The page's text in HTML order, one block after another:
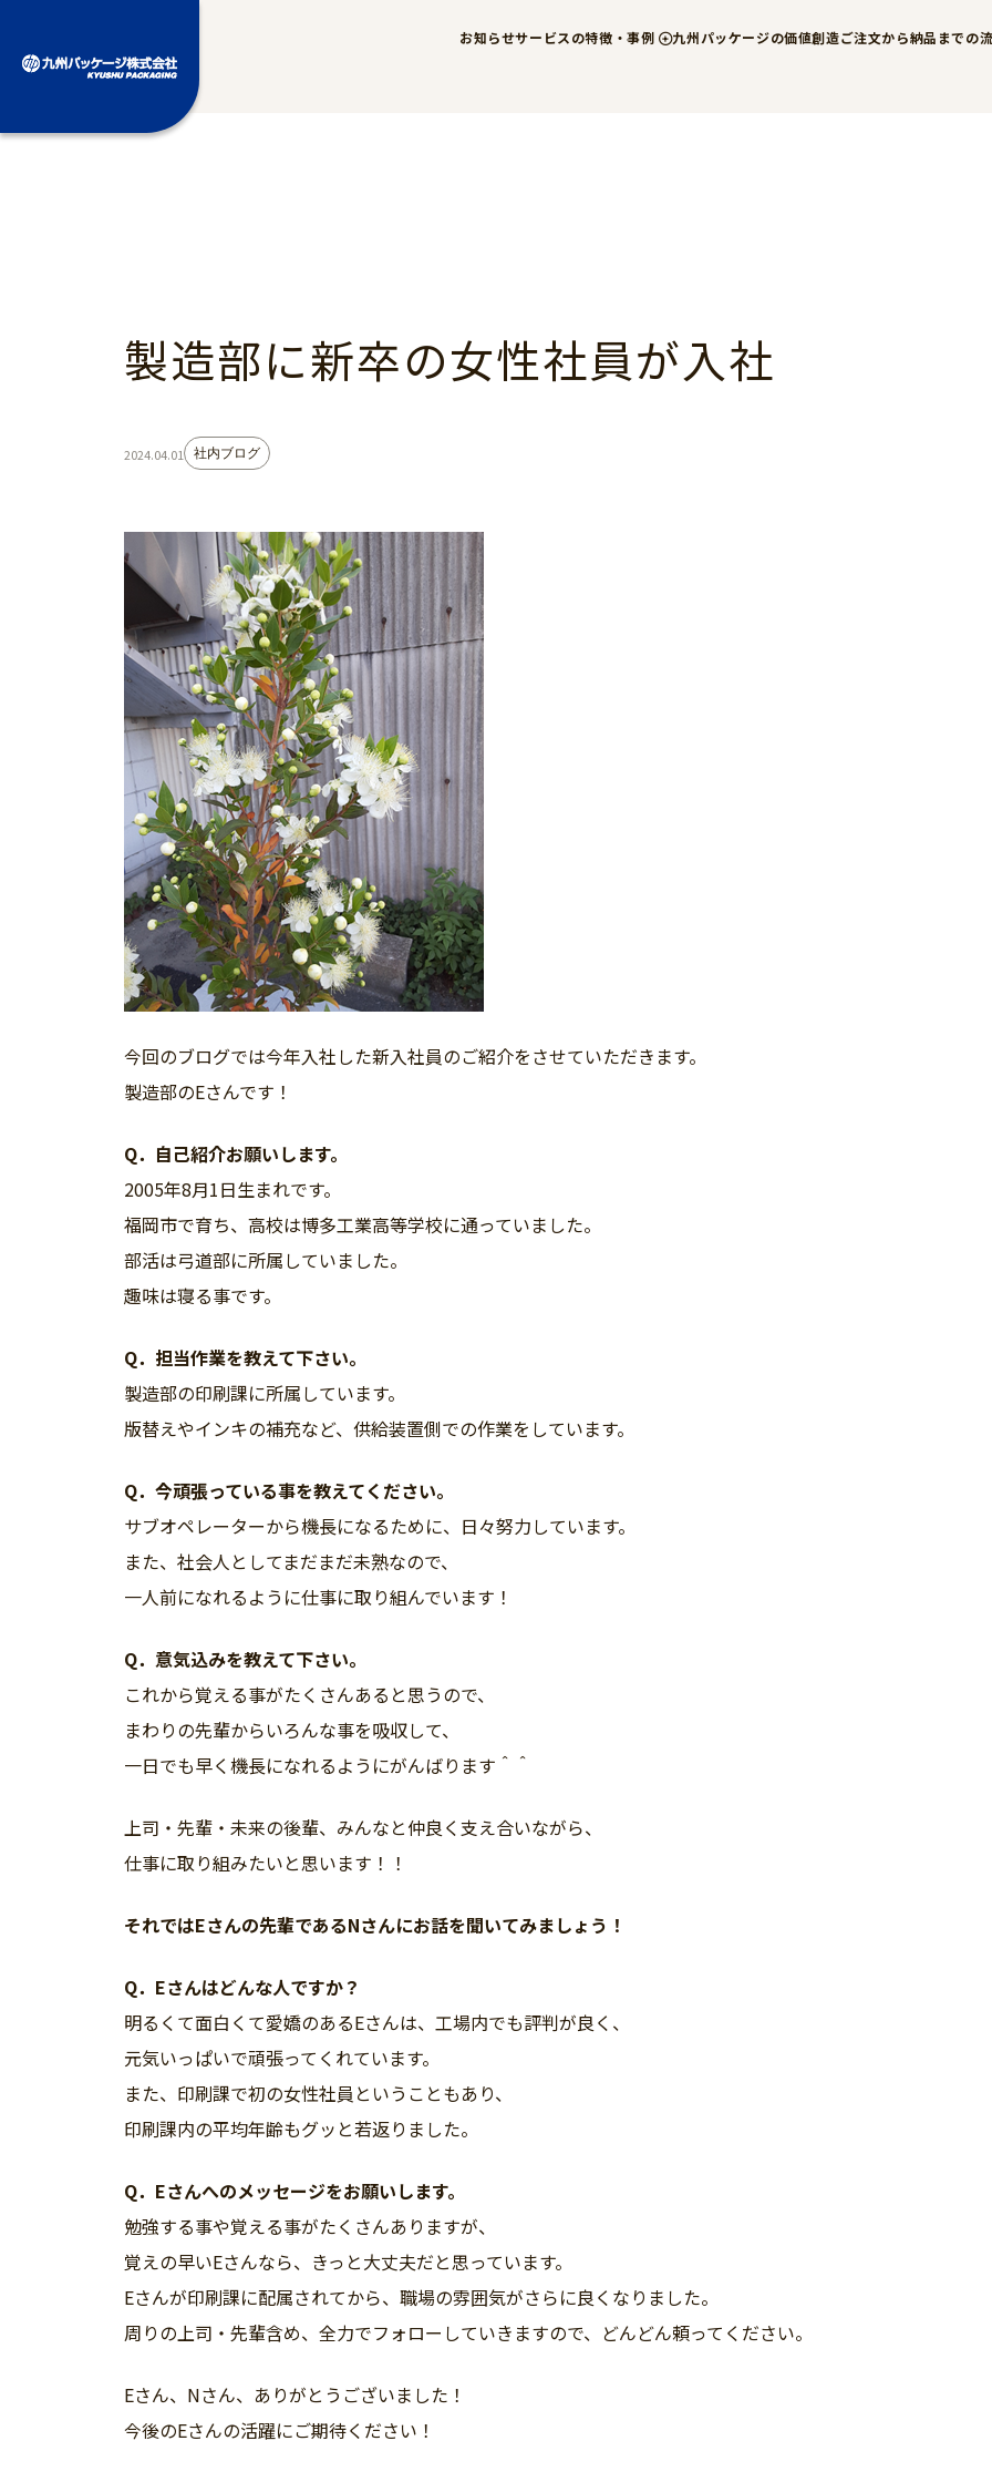
お知らせサービスの特徴・事例 九州パッケージの価値創造ご注文から納品までの
製造部に新卒の女性社員が入社
2024.04.01 社内ブログ
今回のブログでは今年入社した新入社員のご紹介をさせていただきます。
製造部のEさんです！
Q．自己紹介お願いします。
2005年8月1日生まれです。
福岡市で育ち、高校は博多工業高等学校に通っていました。
部活は弓道部に所属していました。
趣味は寝る事です。
Q．担当作業を教えて下さい。
製造部の印刷課に所属しています。
版替えやインキの補充など、供給装置側での作業をしています。
Q．今頑張っている事を教えてください。
サブオペレーターから機長になるために、日々努力しています。
また、社会人としてまだまだ未熟なので、
一人前になれるように仕事に取り組んでいます！
Q．意気込みを教えて下さい。
これから覚える事がたくさんあると思うので、
まわりの先輩からいろんな事を吸収して、
一日でも早く機長になれるようにがんばります＾＾
上司・先輩・未来の後輩、みんなと仲良く支え合いながら、
仕事に取り組みたいと思います！！
それではEさんの先輩であるNさんにお話を聞いてみましょう！
Q．Eさんはどんな人ですか？
明るくて面白くて愛嬌のあるEさんは、工場内でも評判が良く、
元気いっぱいで頑張ってくれています。
また、印刷課で初の女性社員ということもあり、
印刷課内の平均年齢もグッと若返りました。
Q．Eさんへのメッセージをお願いします。
勉強する事や覚える事がたくさんありますが、
覚えの早いEさんなら、きっと大丈夫だと思っています。
Eさんが印刷課に配属されてから、職場の雰囲気がさらに良くなりました。
周りの上司・先輩含め、全力でフォローしていきますので、どんどん頼ってください。
Eさん、Nさん、ありがとうございました！
今後のEさんの活躍にご期待ください！